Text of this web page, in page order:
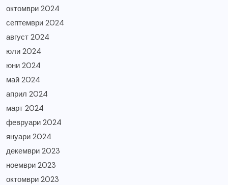
октомври 2024
септември 2024
август 2024
юли 2024
юни 2024
май 2024
април 2024
март 2024
февруари 2024
януари 2024
декември 2023
ноември 2023
октомври 2023